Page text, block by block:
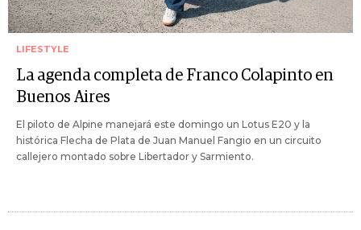
LIFESTYLE
La agenda completa de Franco Colapinto en
Buenos Aires
El piloto de Alpine manejará este domingo un Lotus E20 y la
histórica Flecha de Plata de Juan Manuel Fangio en un circuito
callejero montado sobre Libertador y Sarmiento.